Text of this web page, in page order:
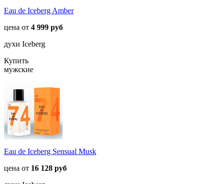
Eau de Iceberg Amber
цена от 4 999 руб
духи Iceberg
Купить
мужские
Eau de Iceberg Sensual Musk
цена от 16 128 руб